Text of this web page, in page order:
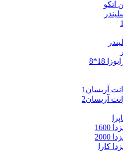
18*8
آریسان1
آریسان2
کارا